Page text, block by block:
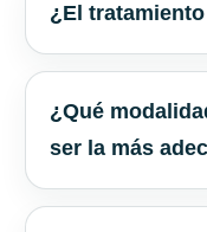
¿El
¿Qué
ser la más